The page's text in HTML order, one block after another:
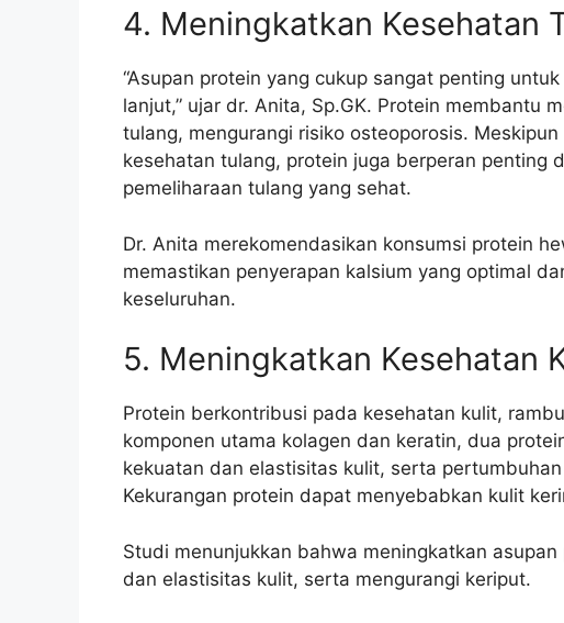
4. Meningkatkan Kesehatan
“Asupan protein yang cukup sangat penting
lanjut,” ujar dr. Anita, Sp.GK. Protein membantu
tulang, mengurangi risiko osteoporosis.
kesehatan tulang, protein juga berperan penting
pemeliharaan tulang yang sehat.
Dr. Anita merekomendasikan konsumsi protein
memastikan penyerapan kalsium yang optimal
keseluruhan.
5. Meningkatkan Kesehatan
Protein berkontribusi pada kesehatan kulit,
komponen utama kolagen dan keratin, dua
kekuatan dan elastisitas kulit, serta
Kekurangan protein dapat menyebabkan kulit
Studi menunjukkan bahwa meningkatkan
dan elastisitas kulit, serta mengurangi keriput.